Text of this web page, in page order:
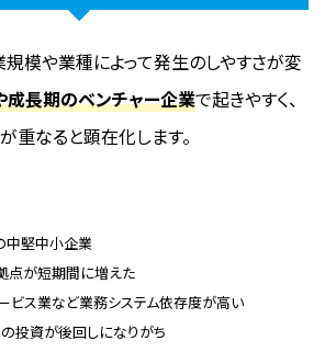
規模や業種によって発生のしやすさが変
成長期のベンチャー企業で起きやすく、
重なると顕在化します。
中堅中小企業
点が短期間に増えた
ビス業など業務システム依存度が高い
投資が後回しになりがち